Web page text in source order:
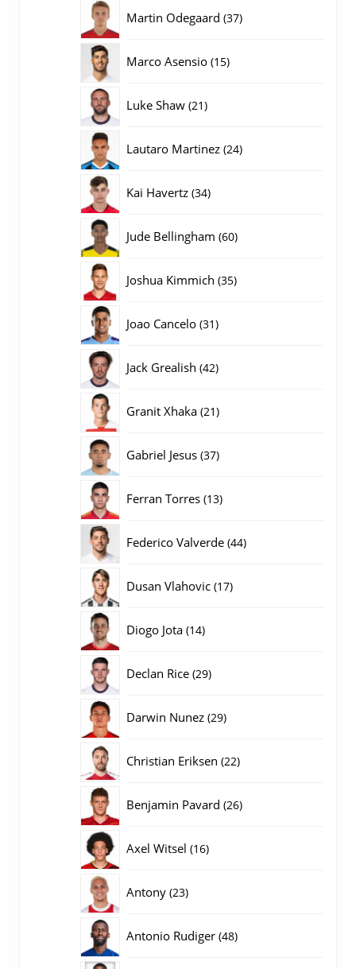
Martin Odegaard 3737
Marco Asensio 1515
Luke Shaw 2121
Lautaro Martinez 2424
Kai Havertz 3434
Jude Bellingham 6060
Joshua Kimmich 3535
Joao Cancelo 3131
Jack Grealish 4242
Granit Xhaka 2121
Gabriel Jesus 3737
Ferran Torres 1313
Federico Valverde 4444
Dusan Vlahovic 1717
Diogo Jota 1414
Declan Rice 2929
Darwin Nunez 2929
Christian Eriksen 2222
Benjamin Pavard 2626
Axel Witsel 1616
Antony 2323
Antonio Rudiger 4848